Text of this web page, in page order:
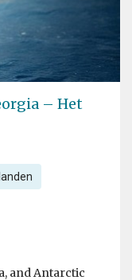
– Het
and Antarctic